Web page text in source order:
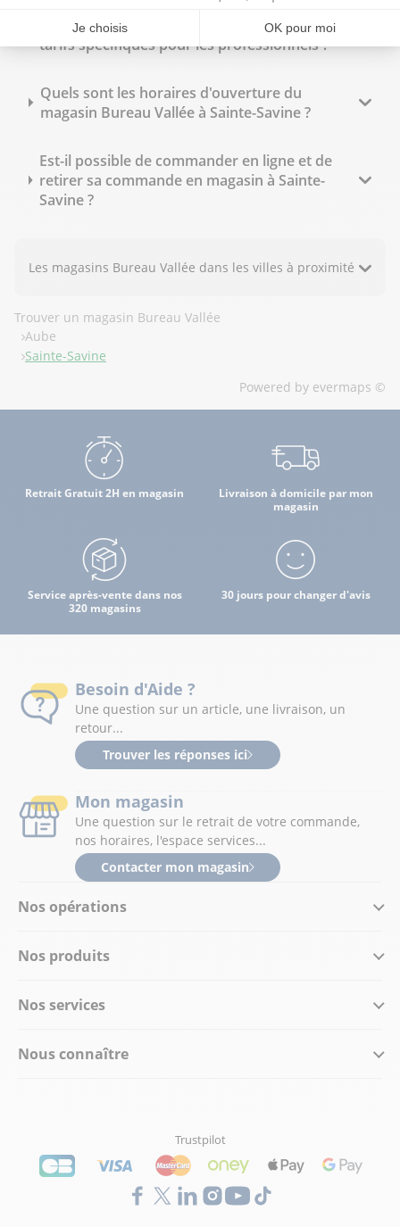
Bureau Vallée Sainte-Savine propose-t-il des
tarifs spécifiques pour les professionnels ?
Quels sont les horaires d'ouverture du
magasin Bureau Vallée à Sainte-Savine ?
Est-il possible de commander en ligne et de
retirer sa commande en magasin à Sainte-
Savine ?
Les magasins Bureau Vallée dans les villes à proximité
Trouver un magasin Bureau Vallée
Aube
Sainte-Savine
Powered by evermaps ©
Retrait Gratuit 2H en magasin
Livraison à domicile par mon
magasin
Service après-vente dans nos
320 magasins
30 jours pour changer d'avis
Nos opérations
Nos produits
Nos services
Nous connaître
Besoin d'Aide ?
Une question sur un article, une livraison, un
retour...
Trouver les réponses ici
Mon magasin
Une question sur le retrait de votre commande,
nos horaires, l'espace services...
Contacter mon magasin
Trustpilot